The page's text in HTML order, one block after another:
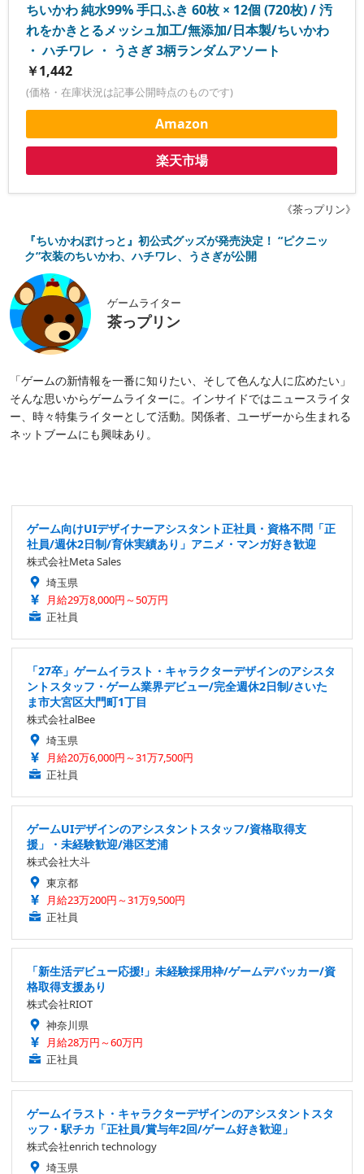
ちいかわ 純水99% 手口ふき 60枚 × 12個 (720枚) / 汚
れをかきとるメッシュ加工/無添加/日本製/ちいかわ
・ ハチワレ ・ うさぎ 3柄ランダムアソート
￥1,442
(価格・在庫状況は記事公開時点のものです)
Amazon
楽天市場
《茶っプリン》
『ちいかわぽけっと』初公式グッズが発売決定！ “ピクニッ
ク”衣装のちいかわ、ハチワレ、うさぎが公開
ゲームライター
茶っプリン
「ゲームの新情報を一番に知りたい、そして色んな人に広めたい」
そんな思いからゲームライターに。インサイドではニュースライタ
ー、時々特集ライターとして活動。関係者、ユーザーから生まれる
ネットブームにも興味あり。
ゲーム向けUIデザイナーアシスタント正社員・資格不問「正
社員/週休2日制/育休実績あり」アニメ・マンガ好き歓迎
株式会社Meta Sales
埼玉県
月給29万8,000円～50万円
正社員
「27卒」ゲームイラスト・キャラクターデザインのアシスタ
ントスタッフ・ゲーム業界デビュー/完全週休2日制/さいた
ま市大宮区大門町1丁目
株式会社alBee
埼玉県
月給20万6,000円～31万7,500円
正社員
ゲームUIデザインのアシスタントスタッフ/資格取得支
援」・未経験歓迎/港区芝浦
株式会社大斗
東京都
月給23万200円～31万9,500円
正社員
「新生活デビュー応援!」未経験採用枠/ゲームデバッカー/資
格取得支援あり
株式会社RIOT
神奈川県
月給28万円～60万円
正社員
ゲームイラスト・キャラクターデザインのアシスタントスタ
ッフ・駅チカ「正社員/賞与年2回/ゲーム好き歓迎」
株式会社enrich technology
埼玉県